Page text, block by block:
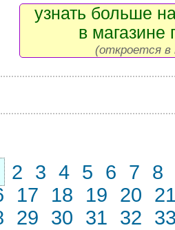
узнать больше
в магазине
(откроется в
2 3 4 5 6 7
8
17 18 19 20
29 30 31 32